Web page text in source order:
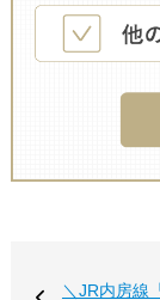
＼JR内房線